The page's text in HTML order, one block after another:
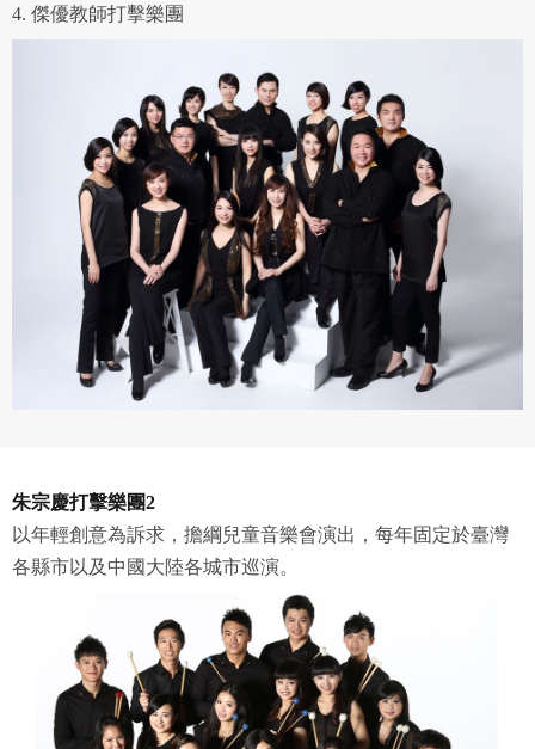
4. 傑優教師打擊樂團
朱宗慶打擊樂團2
以年輕創意為訴求，擔綱兒童音樂會演出，每年固定於臺灣
各縣市以及中國大陸各城市巡演。
專案名稱
專案描述 使用 Facebook 帳號登入
使用 Facebook 帳號註冊
使用 Google 帳號註冊
已閱讀使用條款和 隱私政策
已經有註冊帳號了嗎？點擊立刻登入
緣會員有意願吉寶知識系統（本系統），經註冊本
系統表示您同意會員合約：
經授權使用而置放於吉寶知識系統網站或系統內之著作物。
衍生著作：係指就授權內容改作之創作。
會員同意遵守本系統之會員規範、著作權條款及隱私權政
策。
違反前項約定者，本系統得終止會員資格。
三、著作權授權
我同意上述會員條款
同意上述條款，確定註冊